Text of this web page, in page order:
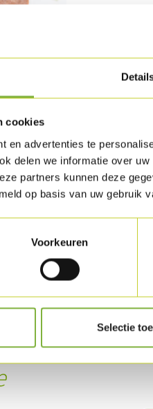
cookies
en advertenties te
delen we informatie over
partners kunnen deze
op basis van uw gebruik
Voorkeuren
Selectie
Déposez les
Nettoyez les
Grillez les
Torréfiez les
les sur une
Ajoutez le
Disposez
Décorez avec